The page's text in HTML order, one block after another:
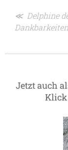
≪ Delphine
Dankbarkeiten
Jetzt auch
Klick